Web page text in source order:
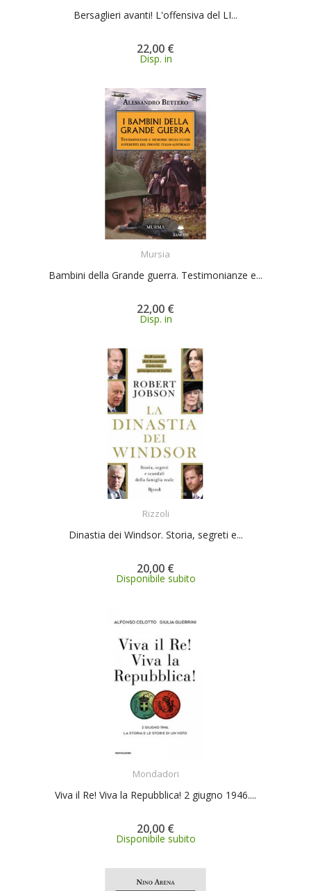
Bersaglieri avanti! L'offensiva del LI...
22,00 €
Disp. in
Mursia
Bambini della Grande guerra. Testimonianze e...
22,00 €
Disp. in
Rizzoli
Dinastia dei Windsor. Storia, segreti e...
20,00 €
Disponibile subito
Mondadori
Viva il Re! Viva la Repubblica! 2 giugno 1946....
20,00 €
Disponibile subito